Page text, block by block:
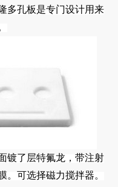
多孔板是专门设计用来
镀了层特氟龙，带注射
。可选择磁力搅拌器。